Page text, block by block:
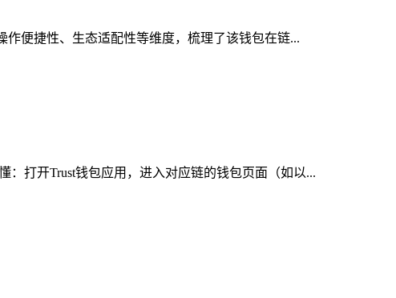
便捷性、生态适配性等维度，梳理了该钱包在链...
打开Trust钱包应用，进入对应链的钱包页面（如以...